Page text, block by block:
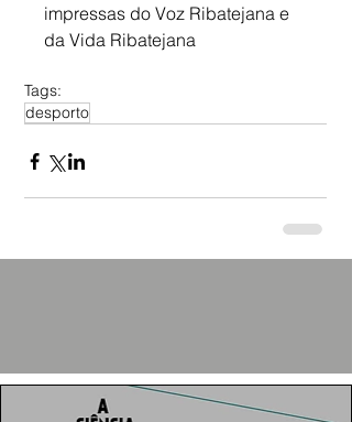
impressas do Voz Ribatejana e
da Vida Ribatejana
Tags:
desporto